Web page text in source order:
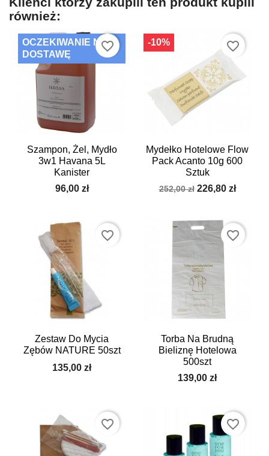
również:
Szampon, Żel, Mydło
3w1 Havana 5L
Kanister
96,00 zł
OCZEKIWANIE NA
DOSTAWĘ
favorite_border
Mydełko Hotelowe Flow
Pack Acanto 10g 600
Sztuk
252,00 zł 226,80 zł
-10% favorite_border
Zestaw Do Mycia
Zębów NATURE 50szt
135,00 zł
favorite_border
Torba Na Brudną
Bieliznę Hotelowa
500szt
139,00 zł
favorite_border
favorite_border favorite_border